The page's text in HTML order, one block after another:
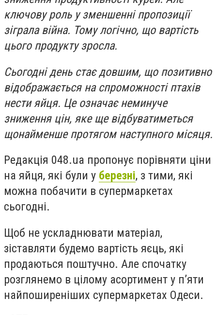
ключову роль у зменшенні пропозиції
зіграла війна. Тому логічно, що вартість
цього продукту зросла.
Сьогодні день стає довшим, що позитивно
відображається на спроможності птахів
нести яйця. Це означає неминуче
зниження цін, яке ще відбуватиметься
щонайменше протягом наступного місяця.
Редакція 048.ua пропонує порівняти ціни
на яйця, які були у березні, з тими, які
можна побачити в супермаркетах
сьогодні.
Щоб не ускладнювати матеріал,
зіставляти будемо вартість яєць, які
продаються поштучно. Але спочатку
розглянемо в цілому асортимент у п’яти
найпоширеніших супермаркетах Одеси.